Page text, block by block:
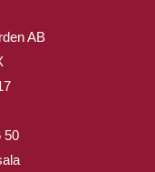
AB
50